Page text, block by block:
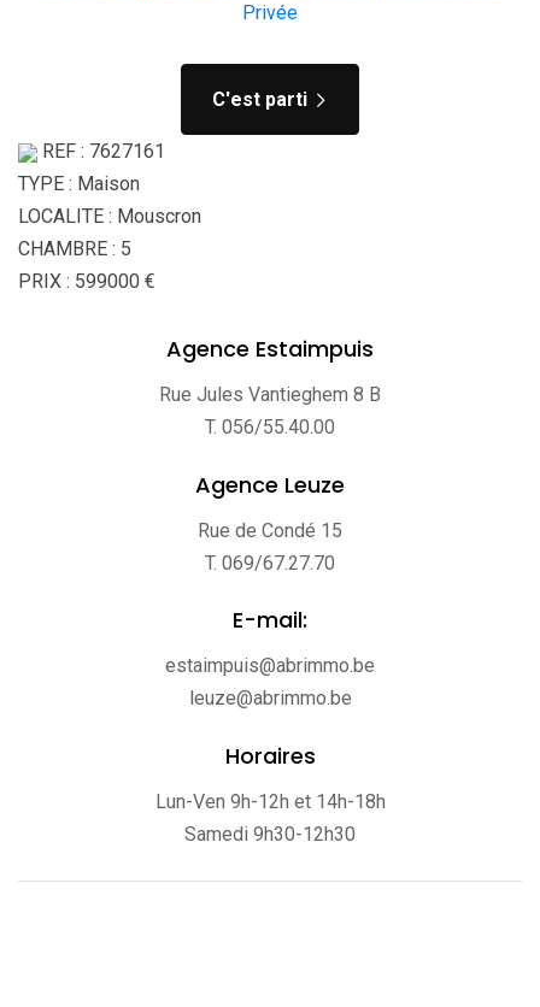
Privée
C'est parti
REF : 7627161
TYPE : Maison
LOCALITE : Mouscron
CHAMBRE : 5
PRIX : 599000 €
Agence Estaimpuis
Rue Jules Vantieghem 8 B
T. 056/55.40.00
Agence Leuze
Rue de Condé 15
T. 069/67.27.70
E-mail:
estaimpuis@abrimmo.be
leuze@abrimmo.be
Horaires
Lun-Ven 9h-12h et 14h-18h
Samedi 9h30-12h30